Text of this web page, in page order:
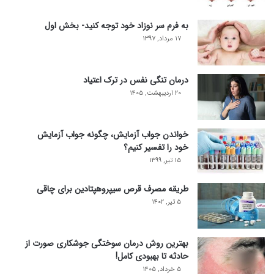
به فرم سر نوزاد خود توجه کنید- بخش اول
۱۷ مرداد, ۱۳۹۷
درمان تنگی نفس در ترک اعتیاد
۲۰ اردیبهشت, ۱۴۰۵
خواندن جواب آزمایش، چگونه جواب آزمایش
خود را تفسیر کنیم؟
۱۵ تیر, ۱۳۹۹
طریقه مصرف قرص سیپروهپتادین برای چاقی
۵ تیر, ۱۴۰۲
بهترین روش درمان سوختگی جوشکاری صورت از
حادثه تا بهبودی کامل!
۵ خرداد, ۱۴۰۵